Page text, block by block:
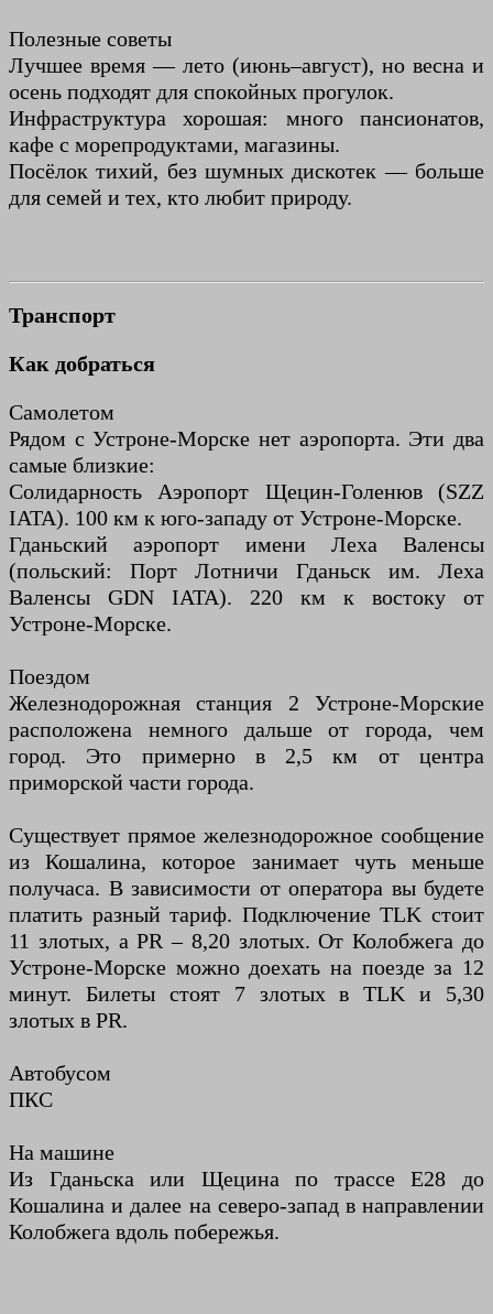
Полезные советы
Лучшее время — лето (июнь–август), но весна и
осень подходят для спокойных прогулок.
Инфраструктура хорошая: много пансионатов,
кафе с морепродуктами, магазины.
Посёлок тихий, без шумных дискотек — больше
для семей и тех, кто любит природу.
Транспорт
Как добраться
Самолетом
Рядом с Устроне-Морске нет аэропорта. Эти два
самые близкие:
Солидарность Аэропорт Щецин-Голенюв (SZZ
IATA). 100 км к юго-западу от Устроне-Морске.
Гданьский аэропорт имени Леха Валенсы
(польский: Порт Лотничи Гданьск им. Леха
Валенсы GDN IATA). 220 км к востоку от
Устроне-Морске.
Поездом
Железнодорожная станция 2 Устроне-Морские
расположена немного дальше от города, чем
город. Это примерно в 2,5 км от центра
приморской части города.
Существует прямое железнодорожное сообщение
из Кошалина, которое занимает чуть меньше
получаса. В зависимости от оператора вы будете
платить разный тариф. Подключение TLK стоит
11 злотых, а PR – 8,20 злотых. От Колобжега до
Устроне-Морске можно доехать на поезде за 12
минут. Билеты стоят 7 злотых в TLK и 5,30
злотых в PR.
Автобусом
ПКС
На машине
Из Гданьска или Щецина по трассе E28 до
Кошалина и далее на северо-запад в направлении
Колобжега вдоль побережья.